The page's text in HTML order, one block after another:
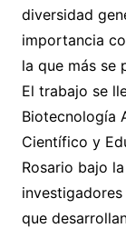
diversidad
importancia
la que más se
El trabajo se
Biotecnología
Científico y
Rosario bajo
que